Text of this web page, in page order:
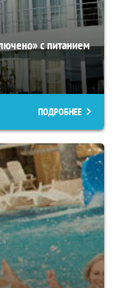
с питанием
ПОДРОБНЕЕ